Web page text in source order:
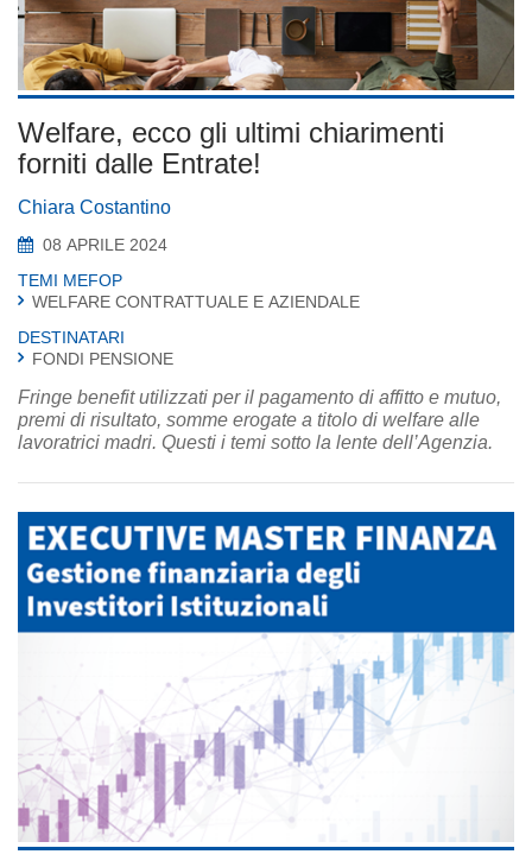
Welfare, ecco gli ultimi chiarimenti
forniti dalle Entrate!
Chiara Costantino
08 APRILE 2024
TEMI MEFOP
WELFARE CONTRATTUALE E AZIENDALE
DESTINATARI
FONDI PENSIONE
Fringe benefit utilizzati per il pagamento di affitto e mutuo,
premi di risultato, somme erogate a titolo di welfare alle
lavoratrici madri. Questi i temi sotto la lente dell’Agenzia.